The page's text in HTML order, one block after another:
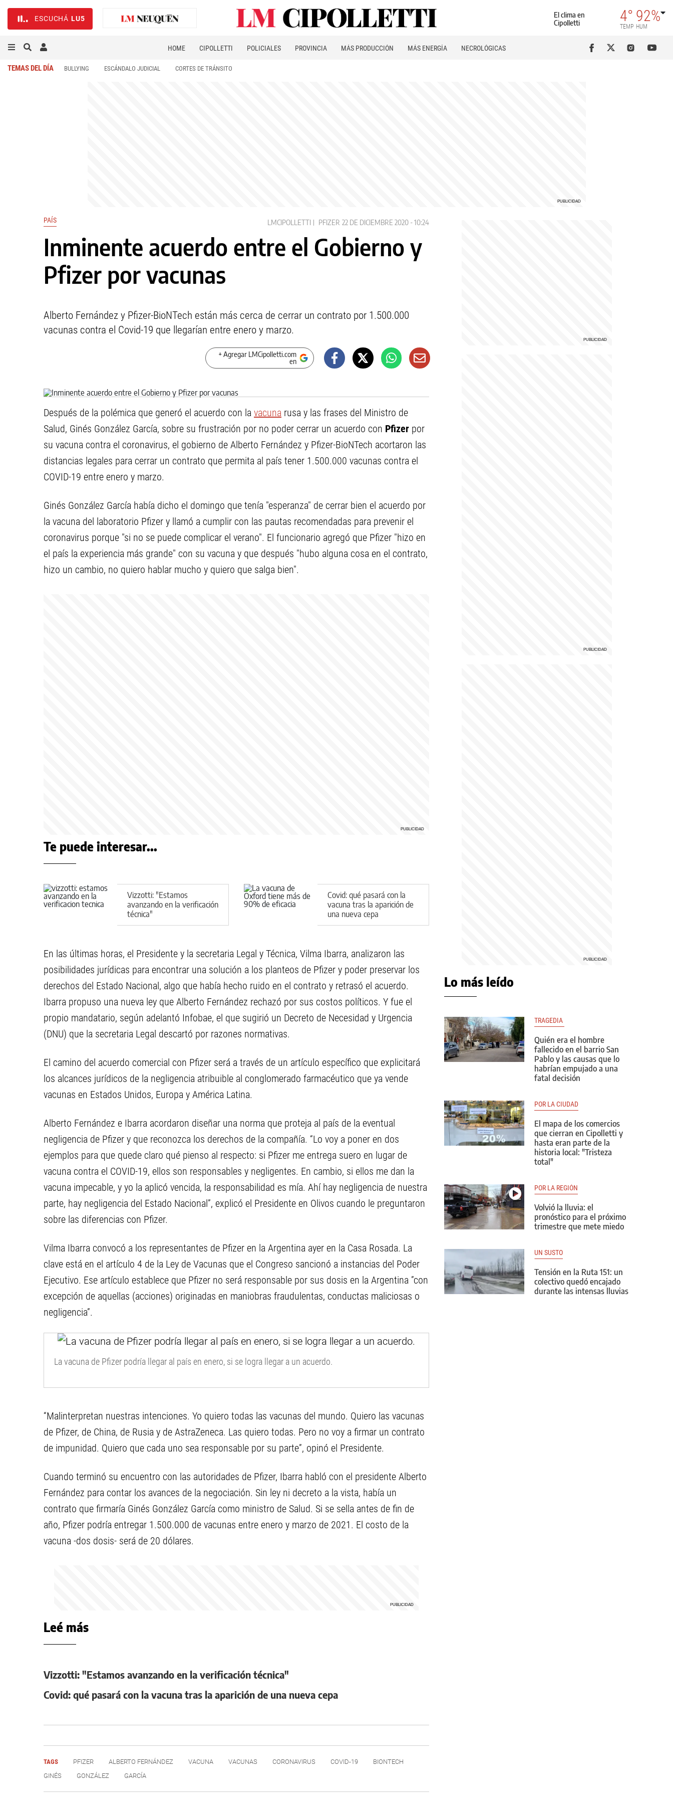
ESCUCHÁ LU5
El clima en
Cipolletti
4°
TEMP
92%
HUM
HOME CIPOLLETTI POLICIALES PROVINCIA MÁS PRODUCCIÓN MÁS ENERGÍA NECROLÓGICAS
TEMAS DEL DÍA BULLYING ESCÁNDALO JUDICIAL CORTES DE TRÁNSITO
PAÍS LMCIPOLLETTI PFIZER 22 DE DICIEMBRE 2020 - 10:24
Inminente acuerdo entre el Gobierno y
Pfizer por vacunas
Alberto Fernández y Pfizer-BioNTech están más cerca de cerrar un contrato por 1.500.000
vacunas contra el Covid-19 que llegarían entre enero y marzo.
+ Agregar LMCipolletti.com
en
Después de la polémica que generó el acuerdo con la vacuna rusa y las frases del Ministro de
Salud, Ginés González García, sobre su frustración por no poder cerrar un acuerdo con Pfizer por
su vacuna contra el coronavirus, el gobierno de Alberto Fernández y Pfizer-BioNTech acortaron las
distancias legales para cerrar un contrato que permita al país tener 1.500.000 vacunas contra el
COVID-19 entre enero y marzo.
Ginés González García había dicho el domingo que tenía "esperanza" de cerrar bien el acuerdo por
la vacuna del laboratorio Pfizer y llamó a cumplir con las pautas recomendadas para prevenir el
coronavirus porque "si no se puede complicar el verano". El funcionario agregó que Pfizer "hizo en
el país la experiencia más grande" con su vacuna y que después "hubo alguna cosa en el contrato,
hizo un cambio, no quiero hablar mucho y quiero que salga bien".
Te puede interesar...
Vizzotti: "Estamos
avanzando en la verificación
técnica"
Covid: qué pasará con la
vacuna tras la aparición de
una nueva cepa
En las últimas horas, el Presidente y la secretaria Legal y Técnica, Vilma Ibarra, analizaron las
posibilidades jurídicas para encontrar una solución a los planteos de Pfizer y poder preservar los
derechos del Estado Nacional, algo que había hecho ruido en el contrato y retrasó el acuerdo.
Ibarra propuso una nueva ley que Alberto Fernández rechazó por sus costos políticos. Y fue el
propio mandatario, según adelantó Infobae, el que sugirió un Decreto de Necesidad y Urgencia
(DNU) que la secretaria Legal descartó por razones normativas.
El camino del acuerdo comercial con Pfizer será a través de un artículo específico que explicitará
los alcances jurídicos de la negligencia atribuible al conglomerado farmacéutico que ya vende
vacunas en Estados Unidos, Europa y América Latina.
Alberto Fernández e Ibarra acordaron diseñar una norma que proteja al país de la eventual
negligencia de Pfizer y que reconozca los derechos de la compañía. “Lo voy a poner en dos
ejemplos para que quede claro qué pienso al respecto: si Pfizer me entrega suero en lugar de
vacuna contra el COVID-19, ellos son responsables y negligentes. En cambio, si ellos me dan la
vacuna impecable, y yo la aplicó vencida, la responsabilidad es mía. Ahí hay negligencia de nuestra
parte, hay negligencia del Estado Nacional”, explicó el Presidente en Olivos cuando le preguntaron
sobre las diferencias con Pfizer.
Vilma Ibarra convocó a los representantes de Pfizer en la Argentina ayer en la Casa Rosada. La
clave está en el artículo 4 de la Ley de Vacunas que el Congreso sancionó a instancias del Poder
Ejecutivo. Ese artículo establece que Pfizer no será responsable por sus dosis en la Argentina ”con
excepción de aquellas (acciones) originadas en maniobras fraudulentas, conductas maliciosas o
negligencia”.
La vacuna de Pfizer podría llegar al país en enero, si se logra llegar a un acuerdo.
“Malinterpretan nuestras intenciones. Yo quiero todas las vacunas del mundo. Quiero las vacunas
de Pfizer, de China, de Rusia y de AstraZeneca. Las quiero todas. Pero no voy a firmar un contrato
de impunidad. Quiero que cada uno sea responsable por su parte”, opinó el Presidente.
Cuando terminó su encuentro con las autoridades de Pfizer, Ibarra habló con el presidente Alberto
Fernández para contar los avances de la negociación. Sin ley ni decreto a la vista, había un
contrato que firmaría Ginés González García como ministro de Salud. Si se sella antes de fin de
año, Pfizer podría entregar 1.500.000 de vacunas entre enero y marzo de 2021. El costo de la
vacuna -dos dosis- será de 20 dólares.
Leé más
Vizzotti: "Estamos avanzando en la verificación técnica"
Covid: qué pasará con la vacuna tras la aparición de una nueva cepa
TAGS PFIZER ALBERTO FERNÁNDEZ VACUNA VACUNAS CORONAVIRUS COVID-19
BIONTECH
GINÉS
GONZÁLEZ GARCÍA
Lo más leído
TRAGEDIA
Quién era el hombre
fallecido en el barrio San
Pablo y las causas que lo
habrían empujado a una
fatal decisión
POR LA CIUDAD
El mapa de los comercios
que cierran en Cipolletti y
hasta eran parte de la
historia local: "Tristeza
total"
POR LA REGIÓN
Volvió la lluvia: el
pronóstico para el próximo
trimestre que mete miedo
UN SUSTO
Tensión en la Ruta 151: un
colectivo quedó encajado
durante las intensas lluvias